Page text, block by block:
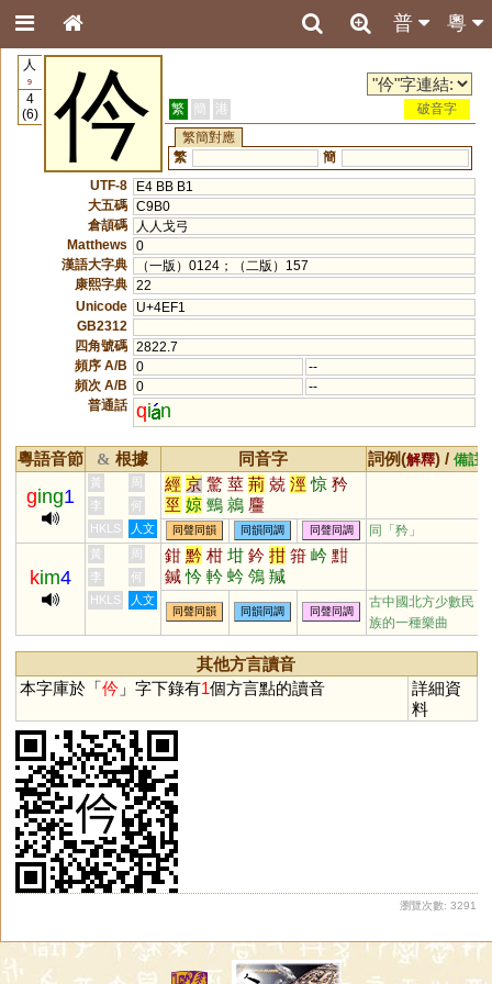
粵
普
人
9
4
(6)
仱 繁 簡 港
破音字
繁簡對應
繁
簡
UTF-8
E4 BB B1
大五碼 C9B0
倉頡碼
人人戈弓
Matthews
0
漢語大字典
（一版）0124；（二版）157
康熙字典 22
Unicode
U+4EF1
GB2312
四角號碼 2822.7
頻序 A/B
0
--
頻次 A/B
0
--
普通話 qi n
粵語音節 & 根據 同音字 詞例(解釋) / 備註
ging1
黃 周 經 京 驚 莖 荊 兢 涇 惊 矜
巠 婛 鵛 鶁 麠
李
何
HKLS
人文 同聲同韻 同韻同調 同聲同調 同「矜 」
kim4
黃 周 鉗 黔 柑 坩 鈐 拑 箝 岒 黚
鍼 忴 軡 蚙 鳹 羬
李
何
HKLS
人文
同聲同韻 同韻同調 同聲同調
古中國北方少數民
族的一種樂曲
其他方言讀音
本字庫於「 仱」字下錄有1個方言點的讀音
詳細資
料
瀏覽次數: 3291